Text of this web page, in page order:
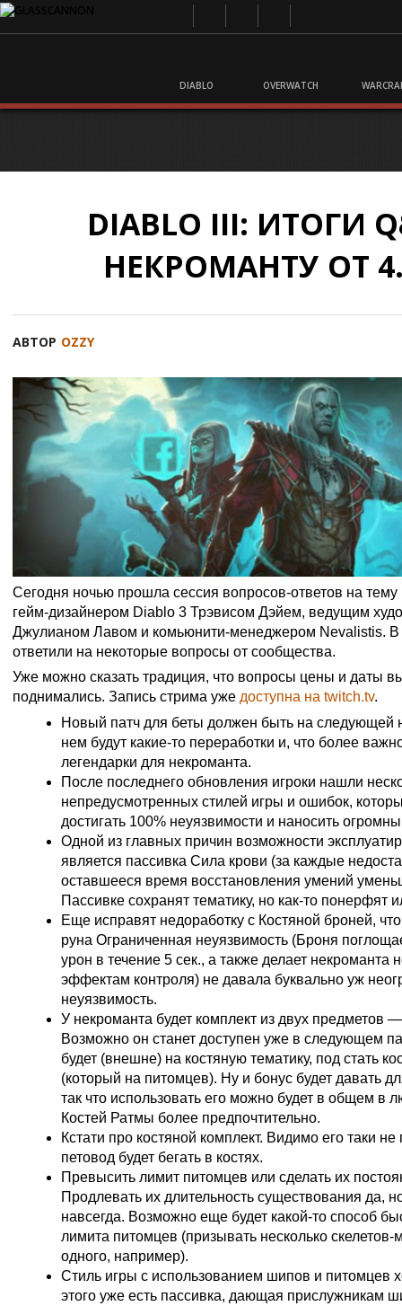
DIABLO OVERWATCH
DIABLO III: ИТОГИ
НЕКРОМАНТУ ОТ
АВТОР OZZY
Сегодня ночью прошла сессия вопросов-ответов на
гейм-дизайнером Diablo 3 Трэвисом Дэйем, ведущим
Джулианом Лавом и комьюнити-менеджером Nevalistis.
ответили на некоторые вопросы от сообщества.
Уже можно сказать традиция, что вопросы цены и даты
поднимались. Запись стрима уже доступна на twitch.tv.
Новый патч для беты должен быть на следующей
нем будут какие-то переработки и, что более
легендарки для некроманта.
После последнего обновления игроки нашли
непредусмотренных стилей игры и ошибок,
достигать 100% неуязвимости и наносить
Одной из главных причин возможности
является пассивка Сила крови (за каждые
оставшееся время восстановления умений
Пассивке сохранят тематику, но как-то понерфят
Еще исправят недоработку с Костяной броней,
руна Ограниченная неуязвимость (Броня
урон в течение 5 сек., а также делает некроманта
эффектам контроля) не давала буквально уж
неуязвимость.
У некроманта будет комплект из двух предметов
Возможно он станет доступен уже в следующем
будет (внешне) на костяную тематику, под стать
(который на питомцев). Ну и бонус будет давать
так что использовать его можно будет в общем в
Костей Ратмы более предпочтительно.
Кстати про костяной комплект. Видимо его таки не
петовод будет бегать в костях.
Превысить лимит питомцев или сделать их
Продлевать их длительность существования да,
навсегда. Возможно еще будет какой-то способ
лимита питомцев (призывать несколько скелетов-
одного, например).
Стиль игры с использованием шипов и питомцев
этого уже есть пассивка, дающая прислужникам